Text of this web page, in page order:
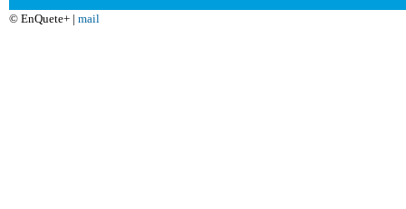
© EnQuete+ | mail